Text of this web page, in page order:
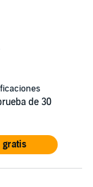
de 30
gratis